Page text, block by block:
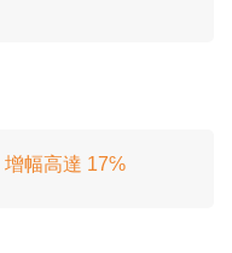
增幅高達 17℅